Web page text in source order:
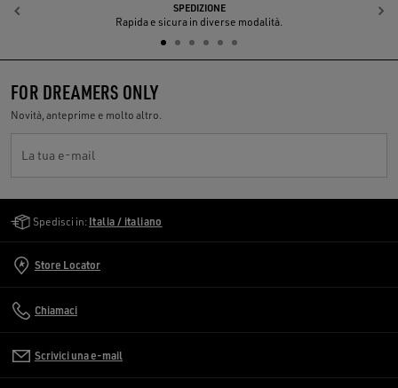
SPEDIZIONE
Rapida e sicura in diverse modalità.
Indietro
FOR DREAMERS ONLY
Novità, anteprime e molto altro.
La tua e-mail
Spedisci in: Italia / italiano
Store Locator
Chiamaci
Scrivici una e-mail